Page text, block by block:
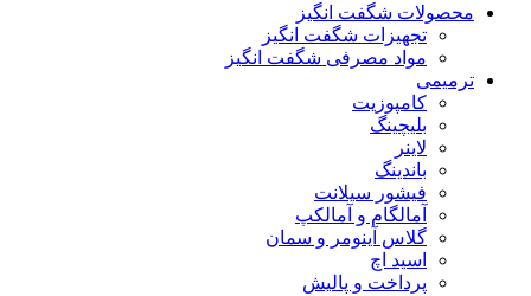
محصولات شگفت انگیز
تجهیزات شگفت انگیز
مواد مصرفی شگفت انگیز
ترمیمی
کامپوزیت
بلیچینگ
لاینر
باندینگ
فیشور سیلانت
آمالگام و آمالکپ
گلاس آینومر و سمان
اسید اچ
پرداخت و پالیش